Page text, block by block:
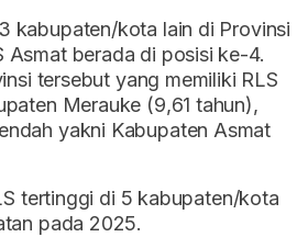
kabupaten/kota lain di Provinsi
Asmat berada di posisi ke-4.
tersebut yang memiliki RLS
Merauke (9,61 tahun),
yakni Kabupaten Asmat
tertinggi di 5 kabupaten/kota
pada 2025.